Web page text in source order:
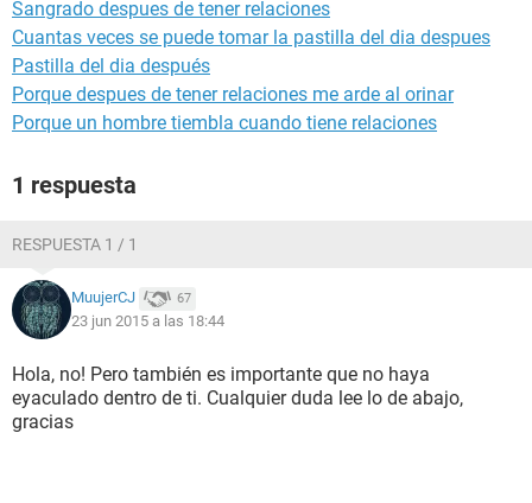
Sangrado despues de tener relaciones
Cuantas veces se puede tomar la pastilla del dia despues
Pastilla del dia después
Porque despues de tener relaciones me arde al orinar
Porque un hombre tiembla cuando tiene relaciones
1 respuesta
RESPUESTA 1 / 1
MuujerCJ 67
23 jun 2015 a las 18:44
Hola, no! Pero también es importante que no haya
eyaculado dentro de ti. Cualquier duda lee lo de abajo,
gracias